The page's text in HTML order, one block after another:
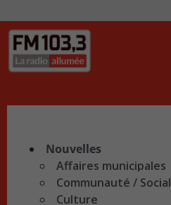
Nouvelles
Affaires municipales
Communauté / Social
Culture